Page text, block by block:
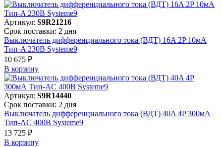
Артикул: S9R21216
Срок поставки: 2 дня
Выключатель дифференциального тока (ВДТ) 16A 2P 10мА
Тип-A 230В Systeme9
10 675 ₽
В корзинy
Артикул: S9R14440
Срок поставки: 2 дня
Выключатель дифференциального тока (ВДТ) 40A 4P 300мА
Тип-AC 400В Systeme9
13 725 ₽
В корзинy